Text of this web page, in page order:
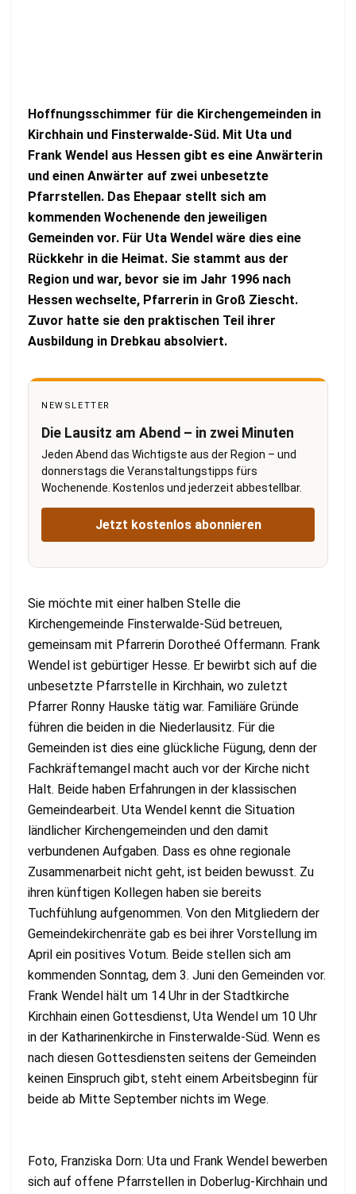
Hoffnungsschimmer für die Kirchengemeinden in
Kirchhain und Finsterwalde-Süd. Mit Uta und
Frank Wendel aus Hessen gibt es eine Anwärterin
und einen Anwärter auf zwei unbesetzte
Pfarrstellen. Das Ehepaar stellt sich am
kommenden Wochenende den jeweiligen
Gemeinden vor. Für Uta Wendel wäre dies eine
Rückkehr in die Heimat. Sie stammt aus der
Region und war, bevor sie im Jahr 1996 nach
Hessen wechselte, Pfarrerin in Groß Ziescht.
Zuvor hatte sie den praktischen Teil ihrer
Ausbildung in Drebkau absolviert.
NEWSLETTER
Die Lausitz am Abend – in zwei Minuten
Jeden Abend das Wichtigste aus der Region – und
donnerstags die Veranstaltungstipps fürs
Wochenende. Kostenlos und jederzeit abbestellbar.
Jetzt kostenlos abonnieren
Sie möchte mit einer halben Stelle die
Kirchengemeinde Finsterwalde-Süd betreuen,
gemeinsam mit Pfarrerin Dorotheé Offermann. Frank
Wendel ist gebürtiger Hesse. Er bewirbt sich auf die
unbesetzte Pfarrstelle in Kirchhain, wo zuletzt
Pfarrer Ronny Hauske tätig war. Familiäre Gründe
führen die beiden in die Niederlausitz. Für die
Gemeinden ist dies eine glückliche Fügung, denn der
Fachkräftemangel macht auch vor der Kirche nicht
Halt. Beide haben Erfahrungen in der klassischen
Gemeindearbeit. Uta Wendel kennt die Situation
ländlicher Kirchengemeinden und den damit
verbundenen Aufgaben. Dass es ohne regionale
Zusammenarbeit nicht geht, ist beiden bewusst. Zu
ihren künftigen Kollegen haben sie bereits
Tuchfühlung aufgenommen. Von den Mitgliedern der
Gemeindekirchenräte gab es bei ihrer Vorstellung im
April ein positives Votum. Beide stellen sich am
kommenden Sonntag, dem 3. Juni den Gemeinden vor.
Frank Wendel hält um 14 Uhr in der Stadtkirche
Kirchhain einen Gottesdienst, Uta Wendel um 10 Uhr
in der Katharinenkirche in Finsterwalde-Süd. Wenn es
nach diesen Gottesdiensten seitens der Gemeinden
keinen Einspruch gibt, steht einem Arbeitsbeginn für
beide ab Mitte September nichts im Wege.
Foto, Franziska Dorn: Uta und Frank Wendel bewerben
sich auf offene Pfarrstellen in Doberlug-Kirchhain und